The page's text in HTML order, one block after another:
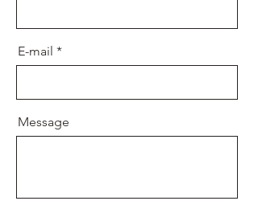
E-mail
Message